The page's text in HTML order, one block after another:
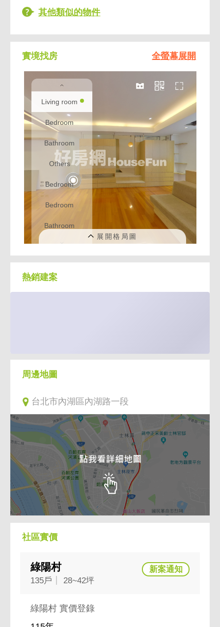
其他類似的物件
實境找房 全螢幕展開
熱銷建案
周邊地圖
台北市內湖區內湖路一段
社區實價
綠陽村
135戶 28~42坪
綠陽村 實價登錄